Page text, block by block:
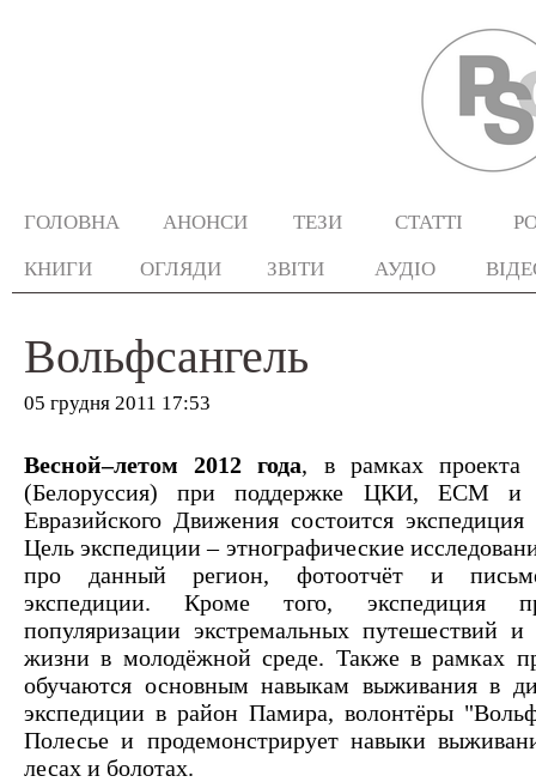
ГОЛОВНА АНОНСИ ТЕЗИ СТАТТІ
КНИГИ ОГЛЯДИ ЗВІТИ АУДІО
Вольфсангель
05 грудня 2011 17:53
Весной–летом 2012 года, в рамках проекта
(Белоруссия) при поддержке ЦКИ, ЕСМ и
Евразийского Движения состоится
Цель экспедиции – этнографические
про данный регион, фотоотчёт и
экспедиции. Кроме того, экспедиция
популяризации экстремальных путешествий и
жизни в молодёжной среде. Также в рамках
обучаются основным навыкам выживания в
экспедиции в район Памира, волонтёры
Полесье и продемонстрирует навыки
лесах и болотах.